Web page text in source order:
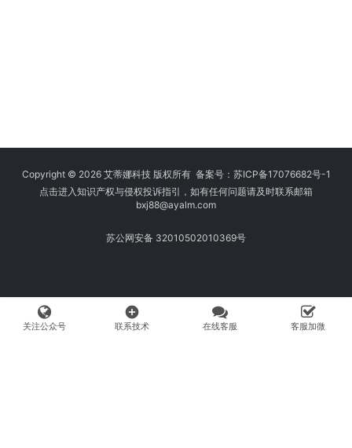
Copyright © 2026 艾蒂娜科技 版权所有 备案号： 苏ICP备17076682号-1
点击进入知识产权与侵权投诉指引，如有任何问题请及时联系邮箱
bxj88@ayalm.com
苏公网安备 32010502010369号
关注公众号
add_circle
联系技术 在线客服 客服加微